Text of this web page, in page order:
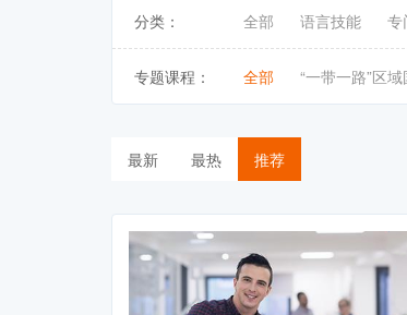
分类： 全部 语言技能 专
专题课程： 全部 “一带一路”区
最新 最热 推荐